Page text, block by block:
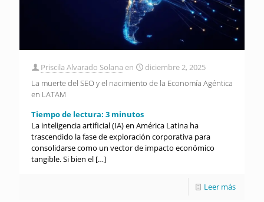
Priscila Alvarado Solana en
diciembre 2, 2025
La muerte del SEO y el nacimiento de la Economía Agéntica
en LATAM
Tiempo de lectura: 3 minutos
La inteligencia artificial (IA) en América Latina ha
trascendido la fase de exploración corporativa para
consolidarse como un vector de impacto económico
tangible. Si bien el […]
Leer más